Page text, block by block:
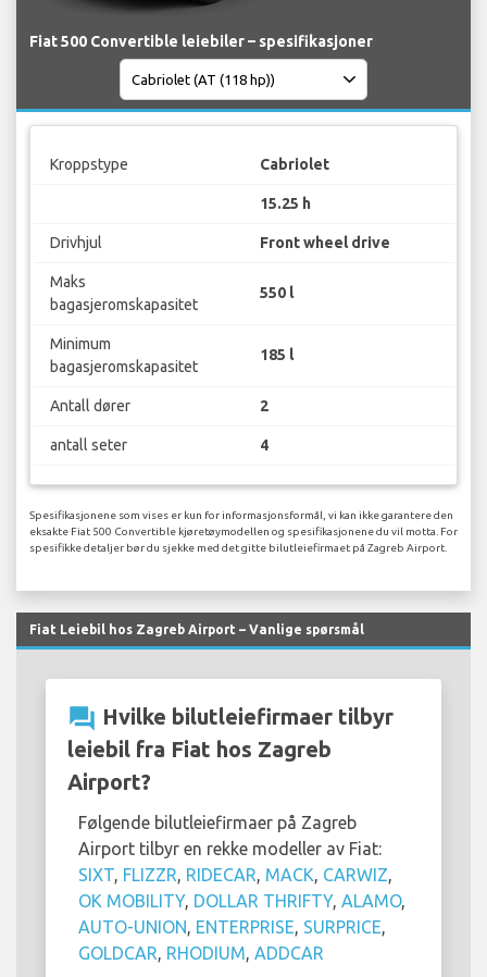
Fiat 500 Convertible leiebiler – spesifikasjoner
Kroppstype Cabriolet
15.25 h
Drivhjul Front wheel drive
Maks
bagasjeromskapasitet
550 l
Minimum
bagasjeromskapasitet
185 l
Antall dører 2
antall seter 4
Spesifikasjonene som vises er kun for informasjonsformål, vi kan ikke garantere den
eksakte Fiat 500 Convertible kjøretøymodellen og spesifikasjonene du vil motta. For
spesifikke detaljer bør du sjekke med det gitte bilutleiefirmaet på Zagreb Airport.
Fiat Leiebil hos Zagreb Airport – Vanlige spørsmål
question_answer Hvilke bilutleiefirmaer tilbyr
leiebil fra Fiat hos Zagreb
Airport?
Følgende bilutleiefirmaer på Zagreb
Airport tilbyr en rekke modeller av Fiat:
SIXT, FLIZZR, RIDECAR, MACK, CARWIZ,
OK MOBILITY, DOLLAR THRIFTY, ALAMO,
AUTO-UNION, ENTERPRISE, SURPRICE,
GOLDCAR, RHODIUM, ADDCAR